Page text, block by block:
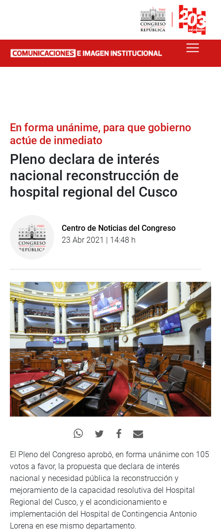
En forma unánime, para que gobierno
actúe de inmediato
Pleno declara de interés
nacional reconstrucción de
hospital regional del Cusco
Centro de Noticias del Congreso
23 Abr 2021 | 14:48 h
El Pleno del Congreso aprobó, en forma unánime con 105
votos a favor, la propuesta que declara de interés
nacional y necesidad pública la reconstrucción y
mejoramiento de la capacidad resolutiva del Hospital
Regional del Cusco, y el acondicionamiento e
implementación del Hospital de Contingencia Antonio
Lorena en ese mismo departamento.